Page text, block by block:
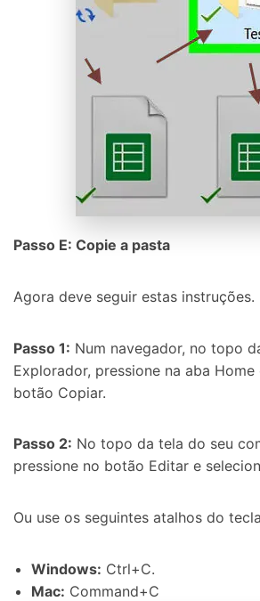
Passo E: Copie a pasta
Agora deve seguir estas instruções.
Passo 1: Num navegador, no topo
Explorador, pressione na aba Home
botão Copiar.
Passo 2: No topo da tela do seu
pressione no botão Editar e
Ou use os seguintes atalhos do
Windows: Ctrl+C.
Mac: Command+C